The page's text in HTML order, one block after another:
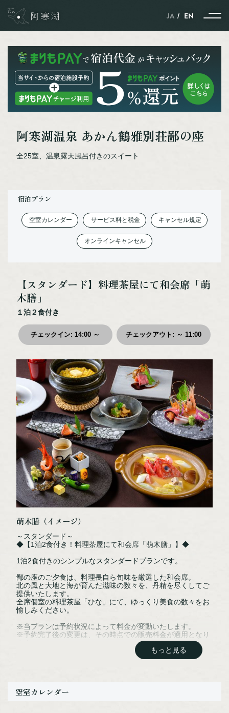
JA EN
NPO法人阿寒観光協会まちづくり推進機
〒085-0467
北海道釧路市阿寒町阿寒湖温泉2丁目6-20
TEL：0154-67-3200
FAX：0154-67-3024
［営業時間］ 9:00～18:00
※12/31～1/1は休館
NPO法人阿寒観光協会まちづくり推進機構オフィシャルサイトはこちら
ストーリー
自然と動物と人のハーモニー
自然と動物と人の共生の世界
ガストロノミーというわけ。
体験・アクティビティ
お役立ち情報
交通アクセス
お知らせ
ご宿泊の予約照会
ご宿泊のキャンセル
お問い合わせ
プライバシーポリシー
阿寒湖温泉 あかん鶴雅別荘鄙の座
全25室、温泉露天風呂付きのスイート
宿泊プラン
空室カレンダー サービス料と税金 キャンセル規定
オンラインキャンセル
【スタンダード】料理茶屋にて和会席「萌
木膳」
１泊２食付き
チェックイン:14:00 ～ チェックアウト : ～ 11:00
萌木膳（イメージ）
～スタンダード～
◆【1泊2食付き！料理茶屋にて和会席「萌木膳」】◆
1泊2食付きのシンプルなスタンダードプランです。
鄙の座のご夕食は、料理長自ら旬味を厳選した和会席。
北の風と大地と海が育んだ滋味の数々を、丹精を尽くしてご
提供いたします。
全席個室の料理茶屋「ひな」にて、ゆっくり美食の数々をお
愉しみください。
※当プランは予約状況によって料金が変動いたします。
※予約完了後の変更は、その時点での販売料金が適用となり
※大人の方だけの寛ぎを満喫していただくためにご利用は中
学生以上とさせて頂いております。（小学生以下のお子様は
■ご夕食／料理茶屋「ひな」にて和会席「萌木膳」
もっと見る
空室カレンダー